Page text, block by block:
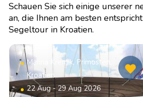
Schauen Sie sich einige unserer
an, die Ihnen am besten
Segeltour in Kroatien.
Marina Kremik, Primosten,
Kroatien
22 Aug - 29 Aug 2026